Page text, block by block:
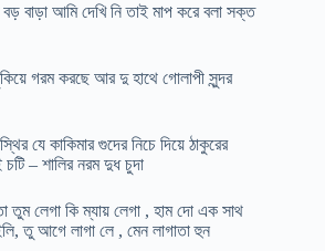
বাড়া আমি দেখি নি তাই মাপ করে বলা সক্ত
গরম করছে আর দু হাথে গোলাপী সুন্দর
যে কাকিমার গুদের নিচে দিয়ে ঠাকুরের
চটি – শালির নরম দুধ চুদা
তুম লেগা কি ম্যায় লেগা , হাম দো এক সাথ
তু আগে লাগা লে , মেন লাগাতা হুন